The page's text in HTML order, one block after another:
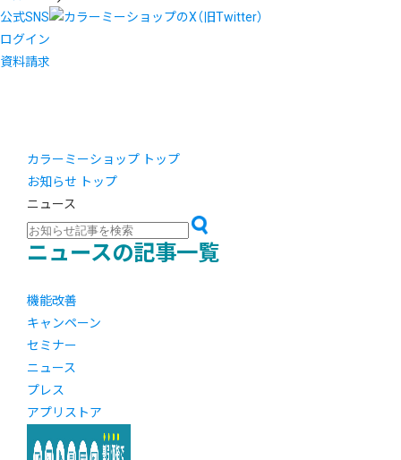
公式SNS
ログイン
資料請求
カラーミーショップ トップ
お知らせ トップ
ニュース
ニュースの記事一覧
機能改善
キャンペーン
セミナー
ニュース
プレス
アプリストア